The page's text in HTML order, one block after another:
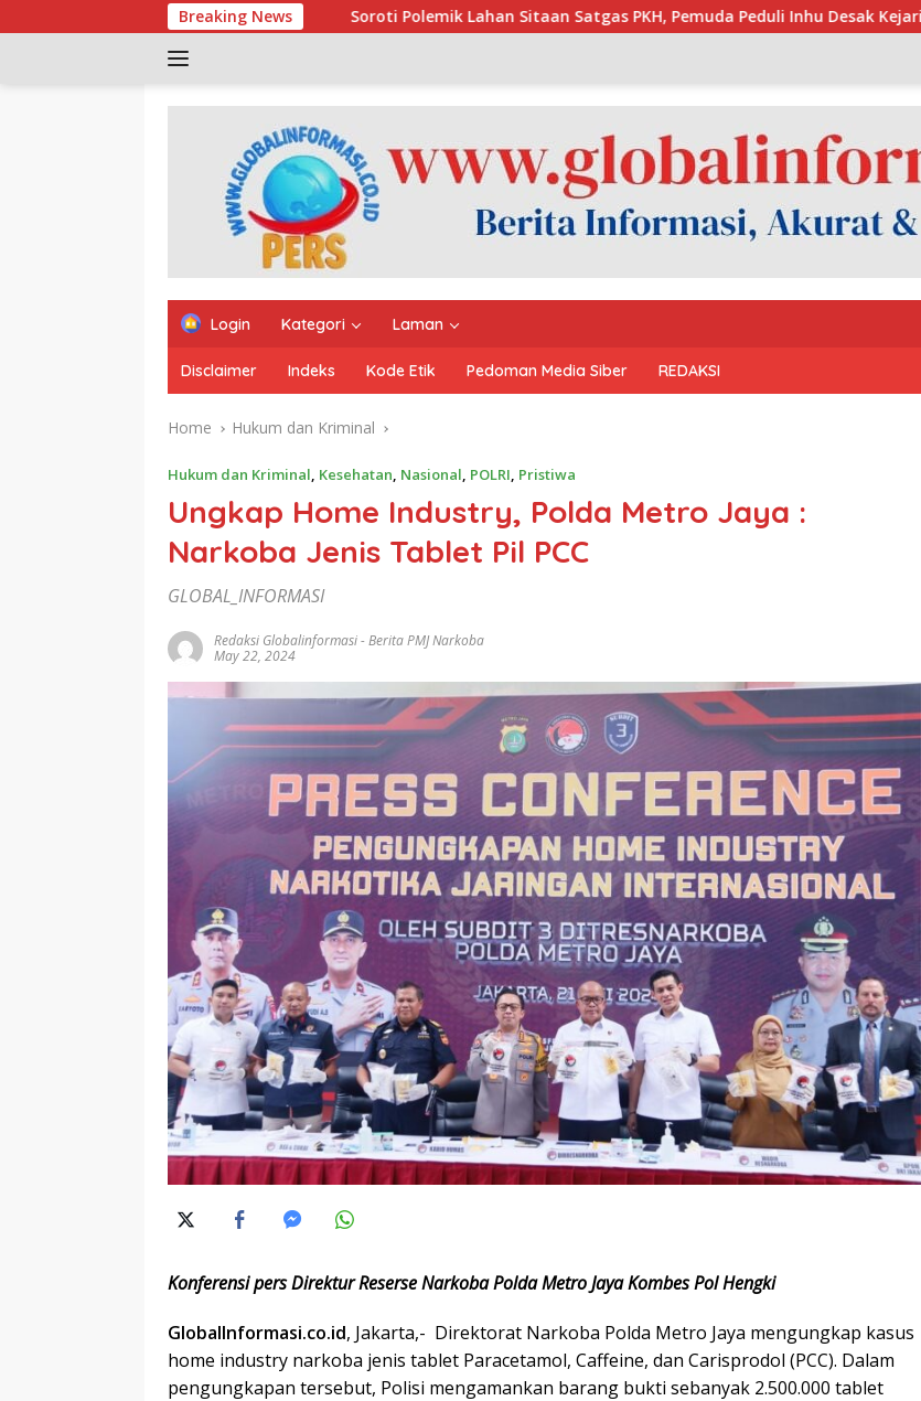
to
Breaking News
Soroti Polemik Lahan Sitaan Satgas PKH, Pemuda Peduli Inhu Desak Kejari Tinjau dan Cabut KSO PT PAS
Login Kategori Laman
Disclaimer Indeks Kode Etik Pedoman Media Siber REDAKSI
Home Hukum dan Kriminal
Hukum dan Kriminal, Kesehatan, Nasional, POLRI, Pristiwa
Ungkap Home Industry, Polda Metro Jaya :
Narkoba Jenis Tablet Pil PCC
GLOBAL_INFORMASI
Redaksi Globalinformasi-Berita PMJ Narkoba
May 22, 2024
Konferensi pers Direktur Reserse Narkoba Polda Metro Jaya Kombes Pol Hengki
GlobalInformasi.co.id, Jakarta,- Direktorat Narkoba Polda Metro Jaya mengungkap kasus
home industry narkoba jenis tablet Paracetamol, Caffeine, dan Carisprodol (PCC). Dalam
pengungkapan tersebut, Polisi mengamankan barang bukti sebanyak 2.500.000 tablet